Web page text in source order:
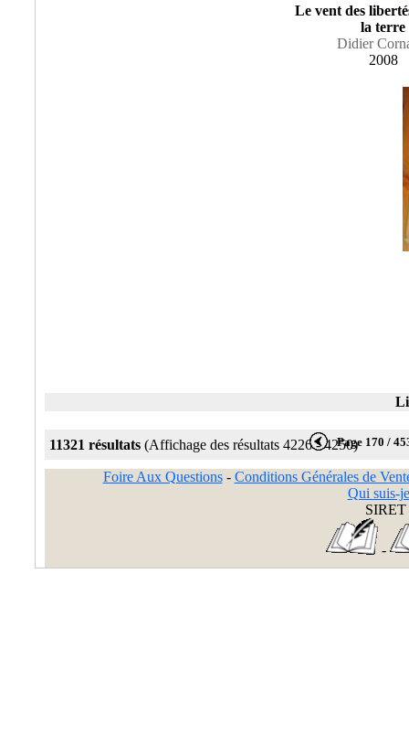
Le vent des
la terre
Didier
2008
11321 résultats (Affichage des résultats 4226 - 4250)Page 170 /
Foire Aux Questions- Conditions Générales de
Qui suis-
SIRET
-